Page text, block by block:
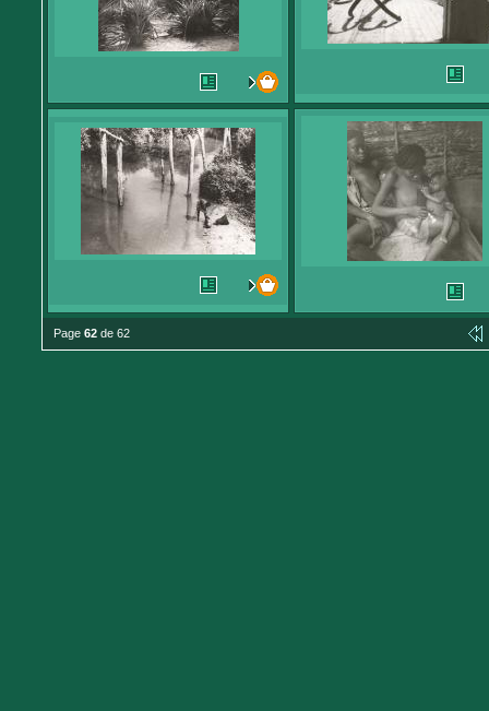
Page 62 de 62